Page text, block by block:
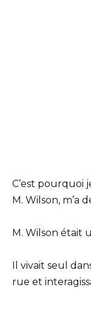
C’est pourquoi
M. Wilson, m’a
M. Wilson était
Il vivait seul
rue et